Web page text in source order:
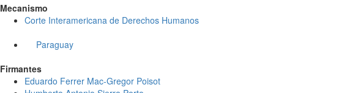
Mecanismo
Corte Interamericana de Derechos Humanos
Paraguay
Firmantes
Eduardo Ferrer Mac-Gregor Poisot